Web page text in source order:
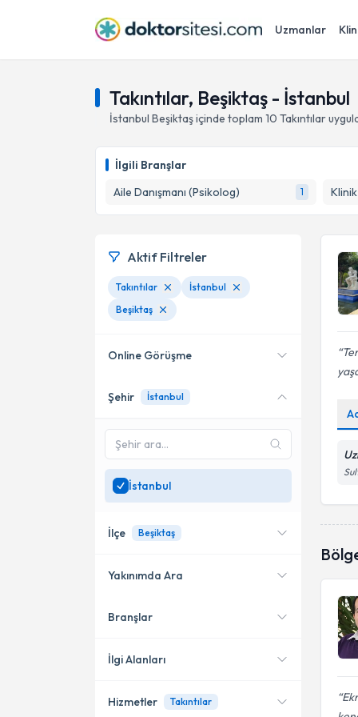
Uzmanlar
Takıntılar, Beşiktaş - İstanbul
İstanbul Beşiktaşiçinde toplam 10 Takıntılar
İlgili Branşlar
Aile Danışmanı (Psikolog)
1
Aktif Filtreler
Takıntılar
İstanbul
Beşiktaş
Online Görüşme
Online danışmanlık sunan
Sadeceİstanbul
uzman ara
Şehir İstanbul
İstanbul
İlçe Beşiktaş
Kadıköy
Bakırköy
Yakınımda Ara
Konumuma yakın uzmanları
Branşlar
Aile Danışmanı (Psikolog)
İlgi Alanları
Hizmetler Takıntılar